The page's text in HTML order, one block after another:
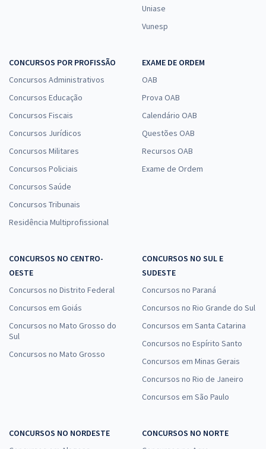
Uniase
Vunesp
CONCURSOS POR PROFISSÃO
Concursos Administrativos
Concursos Educação
Concursos Fiscais
Concursos Jurídicos
Concursos Militares
Concursos Policiais
Concursos Saúde
Concursos Tribunais
Residência Multiprofissional
EXAME DE ORDEM
OAB
Prova OAB
Calendário OAB
Questões OAB
Recursos OAB
Exame de Ordem
CONCURSOS NO CENTRO-
OESTE
Concursos no Distrito Federal
Concursos em Goiás
Concursos no Mato Grosso do
Sul
Concursos no Mato Grosso
CONCURSOS NO SUL E
SUDESTE
Concursos no Paraná
Concursos no Rio Grande do Sul
Concursos em Santa Catarina
Concursos no Espírito Santo
Concursos em Minas Gerais
Concursos no Rio de Janeiro
Concursos em São Paulo
CONCURSOS NO NORDESTE
CONCURSOS NO NORTE